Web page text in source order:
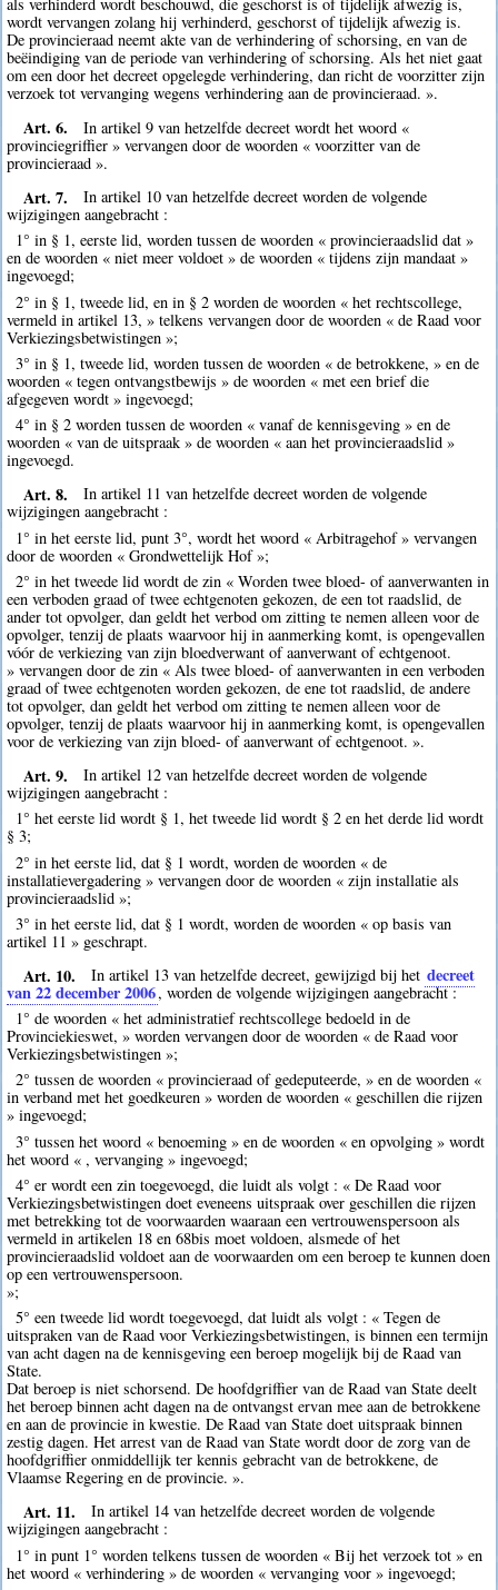
als verhinderd wordt beschouwd, die geschorst is of tijdelijk afwezig is,
wordt vervangen zolang hij verhinderd, geschorst of tijdelijk afwezig is.
De provincieraad neemt akte van de verhindering of schorsing, en van de
beëindiging van de periode van verhindering of schorsing. Als het niet gaat
om een door het decreet opgelegde verhindering, dan richt de voorzitter zijn
verzoek tot vervanging wegens verhindering aan de provincieraad. ».
Art. 6.
In artikel 9 van hetzelfde decreet wordt het woord «
provinciegriffier » vervangen door de woorden « voorzitter van de
provincieraad ».
Art. 7.
In artikel 10 van hetzelfde decreet worden de volgende
wijzigingen aangebracht :
1° in § 1, eerste lid, worden tussen de woorden « provincieraadslid dat »
en de woorden « niet meer voldoet » de woorden « tijdens zijn mandaat »
ingevoegd;
2° in § 1, tweede lid, en in § 2 worden de woorden « het rechtscollege,
vermeld in artikel 13, » telkens vervangen door de woorden « de Raad voor
Verkiezingsbetwistingen »;
3° in § 1, tweede lid, worden tussen de woorden « de betrokkene, » en de
woorden « tegen ontvangstbewijs » de woorden « met een brief die
afgegeven wordt » ingevoegd;
4° in § 2 worden tussen de woorden « vanaf de kennisgeving » en de
woorden « van de uitspraak » de woorden « aan het provincieraadslid »
ingevoegd.
Art. 8.
In artikel 11 van hetzelfde decreet worden de volgende
wijzigingen aangebracht :
1° in het eerste lid, punt 3°, wordt het woord « Arbitragehof » vervangen
door de woorden « Grondwettelijk Hof »;
2° in het tweede lid wordt de zin « Worden twee bloed- of aanverwanten in
een verboden graad of twee echtgenoten gekozen, de een tot raadslid, de
ander tot opvolger, dan geldt het verbod om zitting te nemen alleen voor de
opvolger, tenzij de plaats waarvoor hij in aanmerking komt, is opengevallen
vóór de verkiezing van zijn bloedverwant of aanverwant of echtgenoot.
» vervangen door de zin « Als twee bloed- of aanverwanten in een verboden
graad of twee echtgenoten worden gekozen, de ene tot raadslid, de andere
tot opvolger, dan geldt het verbod om zitting te nemen alleen voor de
opvolger, tenzij de plaats waarvoor hij in aanmerking komt, is opengevallen
voor de verkiezing van zijn bloed- of aanverwant of echtgenoot. ».
Art. 9.
In artikel 12 van hetzelfde decreet worden de volgende
wijzigingen aangebracht :
1° het eerste lid wordt § 1, het tweede lid wordt § 2 en het derde lid wordt
§ 3;
2° in het eerste lid, dat § 1 wordt, worden de woorden « de
installatievergadering » vervangen door de woorden « zijn installatie als
provincieraadslid »;
3° in het eerste lid, dat § 1 wordt, worden de woorden « op basis van
artikel 11 » geschrapt.
Art. 10. In artikel 13 van hetzelfde decreet, gewijzigd bij het decreet
van 22 december 2006, worden de volgende wijzigingen aangebracht :
1° de woorden « het administratief rechtscollege bedoeld in de
Provinciekieswet, » worden vervangen door de woorden « de Raad voor
Verkiezingsbetwistingen »;
2° tussen de woorden « provincieraad of gedeputeerde, » en de woorden «
in verband met het goedkeuren » worden de woorden « geschillen die rijzen
» ingevoegd;
3° tussen het woord « benoeming » en de woorden « en opvolging » wordt
het woord « , vervanging » ingevoegd;
4° er wordt een zin toegevoegd, die luidt als volgt : « De Raad voor
Verkiezingsbetwistingen doet eveneens uitspraak over geschillen die rijzen
met betrekking tot de voorwaarden waaraan een vertrouwenspersoon als
vermeld in artikelen 18 en 68bis moet voldoen, alsmede of het
provincieraadslid voldoet aan de voorwaarden om een beroep te kunnen doen
op een vertrouwenspersoon.
»;
5° een tweede lid wordt toegevoegd, dat luidt als volgt : « Tegen de
uitspraken van de Raad voor Verkiezingsbetwistingen, is binnen een termijn
van acht dagen na de kennisgeving een beroep mogelijk bij de Raad van
State.
Dat beroep is niet schorsend. De hoofdgriffier van de Raad van State deelt
het beroep binnen acht dagen na de ontvangst ervan mee aan de betrokkene
en aan de provincie in kwestie. De Raad van State doet uitspraak binnen
zestig dagen. Het arrest van de Raad van State wordt door de zorg van de
hoofdgriffier onmiddellijk ter kennis gebracht van de betrokkene, de
Vlaamse Regering en de provincie. ».
Art. 11.
In artikel 14 van hetzelfde decreet worden de volgende
wijzigingen aangebracht :
1° in punt 1° worden telkens tussen de woorden « Bij het verzoek tot » en
het woord « verhindering » de woorden « vervanging voor » ingevoegd;